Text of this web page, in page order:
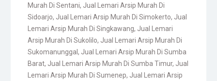
Murah Di Sentani, Jual Lemari Arsip Murah Di
Sidoarjo, Jual Lemari Arsip Murah Di Simokerto, Jual
Lemari Arsip Murah Di Singkawang, Jual Lemari
Arsip Murah Di Sukolilo, Jual Lemari Arsip Murah Di
Sukomanunggal , Jual Lemari Arsip Murah Di Sumba
Barat, Jual Lemari Arsip Murah Di Sumba Timur, Jual
Lemari Arsip Murah Di Sumenep, Jual Lemari Arsip